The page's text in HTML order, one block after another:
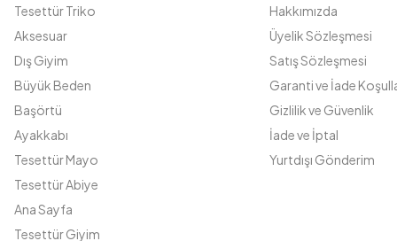
Tesettür Triko
Aksesuar
Dış Giyim
Büyük Beden
Başörtü
Ayakkabı
Tesettür Mayo
Tesettür Abiye
Ana Sayfa
Tesettür Giyim
Hakkımızda
Üyelik Sözleşmesi
Satış Sözleşmesi
Garanti ve İade
Gizlilik ve Güvenlik
İade ve İptal
Yurtdışı Gönderim